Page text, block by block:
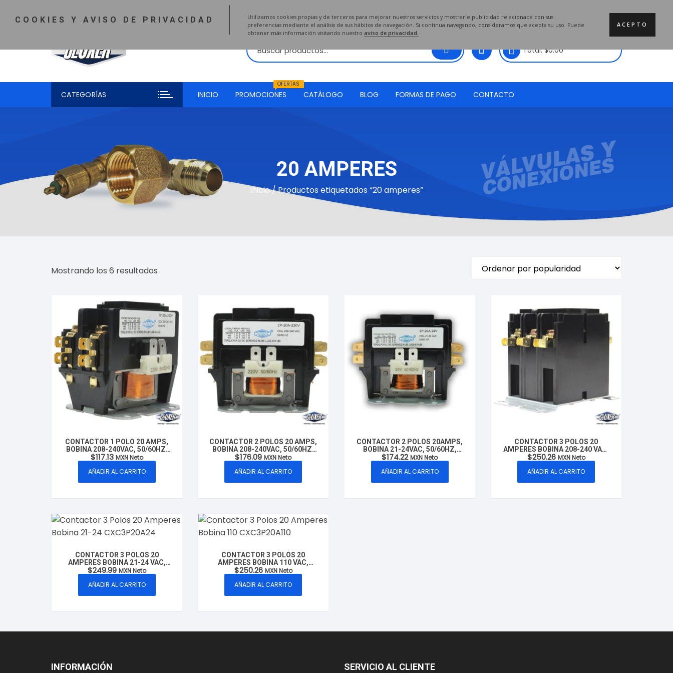
COOKIES Y AVISO DE PRIVACIDAD
Utilizamos cookies propias y de terceros para mejorar nuestros servicios y mostrarle publicidad relacionada con sus
preferencias mediante el análisis de sus hábitos de navegación. Si continua navegando, consideramos que acepta su uso. Puede
obtener más información visitando nuestro aviso de privacidad.
ACEPTO
Total:$0.00
CATEGORÍAS INICIO PROMOCIONES
OFERTAS
CATÁLOGO BLOG FORMAS DE PAGO CONTACTO
20 AMPERES
Inicio/ Productos etiquetados “20 amperes”
Mostrando los 6 resultados
CONTACTOR 1 POLO 20 AMPS,
BOBINA 208-240VAC, 50/60HZ,
MODELO: CXC1P20A220 MARCA
$117.13 MXN Neto
AÑADIR AL CARRITO
CONTACTOR 2 POLOS 20 AMPS,
BOBINA 208-240VAC, 50/60HZ,
MODELO: CXC2P20A220 MARCA
$176.09 MXN Neto
AÑADIR AL CARRITO
CONTACTOR 2 POLOS 20AMPS,
BOBINA 21-24VAC, 50/60HZ,
MODELO: CXC2P20A24 MARCA
$174.22 MXN Neto
AÑADIR AL CARRITO
CONTACTOR 3 POLOS 20
AMPERES BOBINA 208-240 VAC,
50/60HZ, CLUXER MODELO:
$250.26 MXN Neto
AÑADIR AL CARRITO
CONTACTOR 3 POLOS 20
AMPERES BOBINA 21-24 VAC,
50/60HZ, CLUXER MODELO:
$249.99 MXN Neto
AÑADIR AL CARRITO
CONTACTOR 3 POLOS 20
AMPERES BOBINA 110 VAC,
50/60HZ, CLUXER MODELO:
$250.26 MXN Neto
AÑADIR AL CARRITO
INFORMACIÓN SERVICIO AL CLIENTE